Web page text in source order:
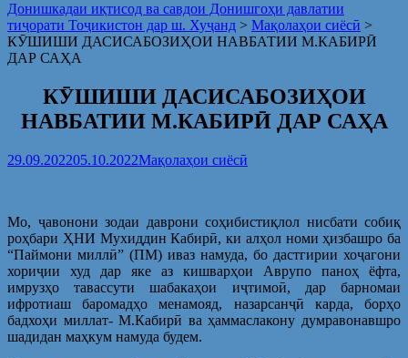
Донишкадаи иқтисод ва савдои Донишгоҳи давлатии
тиҷорати Тоҷикистон дар ш. Хуҷанд > Мақолаҳои сиёсӣ >
КӮШИШИ ДАСИСАБОЗИҲОИ НАВБАТИИ М.КАБИРӢ
ДАР САҲА
КӮШИШИ ДАСИСАБОЗИҲОИ
НАВБАТИИ М.КАБИРӢ ДАР САҲА
29.09.202205.10.2022Мақолаҳои сиёсӣ
Мо, ҷавонони зодаи даврони соҳибистиқлол нисбати собиқ
роҳбари ҲНИ Мухиддин Кабирӣ, ки алҳол номи ҳизбашро ба
“Паймони миллӣ” (ПМ) иваз намуда, бо дастгирии хоҷагони
хориҷии худ дар яке аз кишварҳои Аврупо паноҳ ёфта,
имрузҳо тавассути шабакаҳои иҷтимоӣ, дар барномаи
ифротиаш баромадҳо менамояд, назарсанҷӣ карда, борҳо
бадхоҳи миллат- М.Кабирӣ ва ҳаммаслакону думравонавшро
шадидан маҳкум намуда будем.